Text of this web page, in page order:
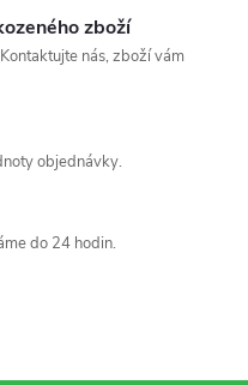
zboží
nás, zboží vám
objednávky.
do 24 hodin.